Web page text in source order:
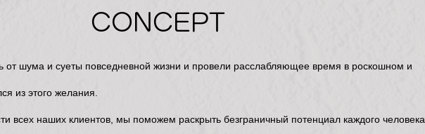
CONCEPT
от шума и суеты повседневной жизни и провели расслабляющее время в роскошном и
из этого желания.
всех наших клиентов, мы поможем раскрыть безграничный потенциал каждого человека.